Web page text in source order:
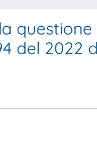
del 2022